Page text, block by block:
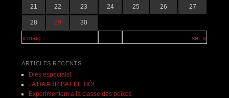
« maig set. »
21 22 23 24 25 26 27
28 29 30
ARTICLES RECENTS
Dies especials!
JA HA ARRIBAT EL TIÓ!
Experimentem a la classe des peixos